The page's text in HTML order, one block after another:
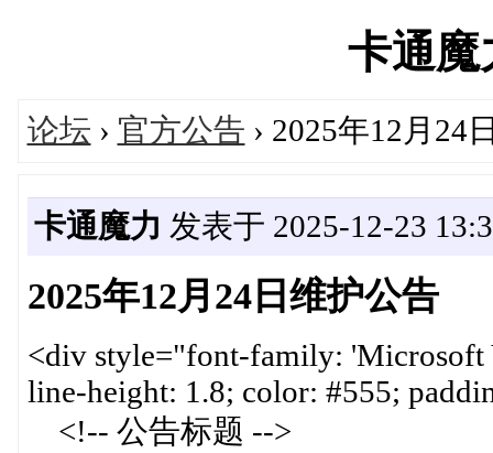
卡通魔
论坛 › 官方公告 › 2025年12月24
卡通魔力 发表于 2025-12-23
2025年12月24日维护公告
<div style="font-family: 'Microsoft
line-height: 1.8; color: #555;
<!-- 公告标题 -->